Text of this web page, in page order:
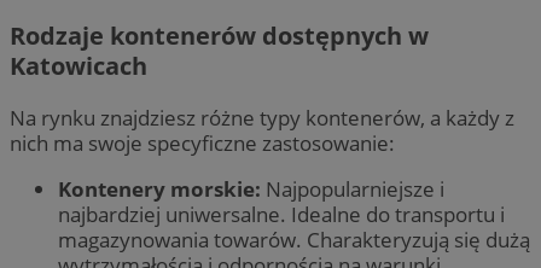
Rodzaje kontenerów dostępnych w
Katowicach
Na rynku znajdziesz różne typy kontenerów, a każdy z
nich ma swoje specyficzne zastosowanie:
Kontenery morskie: Najpopularniejsze i
najbardziej uniwersalne. Idealne do transportu i
magazynowania towarów. Charakteryzują się dużą